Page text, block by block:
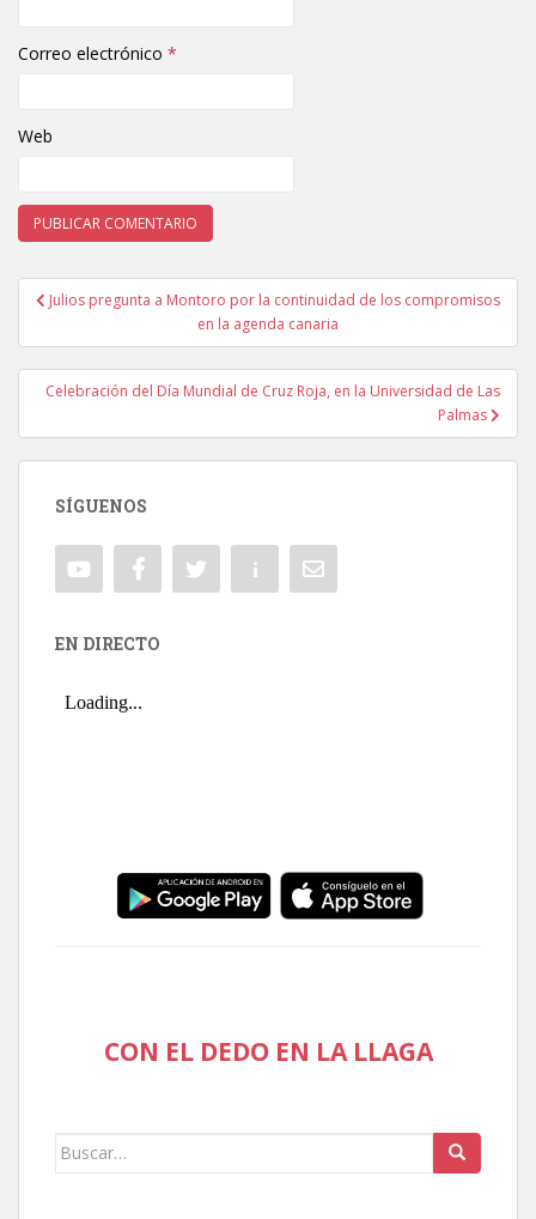
Correo electrónico *
Web
Navegación de entradas
Julios pregunta a Montoro por la continuidad de los compromisos
en la agenda canaria
Celebración del Día Mundial de Cruz Roja, en la Universidad de Las
Palmas
SÍGUENOS
EN DIRECTO
CON EL DEDO EN LA LLAGA
Buscar: